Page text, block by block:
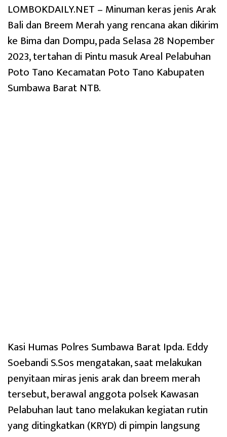
LOMBOKDAILY.NET – Minuman keras jenis Arak
Bali dan Breem Merah yang rencana akan dikirim
ke Bima dan Dompu, pada Selasa 28 Nopember
2023, tertahan di Pintu masuk Areal Pelabuhan
Poto Tano Kecamatan Poto Tano Kabupaten
Sumbawa Barat NTB.
Kasi Humas Polres Sumbawa Barat Ipda. Eddy
Soebandi S.Sos mengatakan, saat melakukan
penyitaan miras jenis arak dan breem merah
tersebut, berawal anggota polsek Kawasan
Pelabuhan laut tano melakukan kegiatan rutin
yang ditingkatkan (KRYD) di pimpin langsung